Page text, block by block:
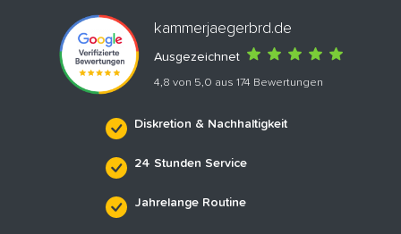
kammerjaegerbrd.de
Ausgezeichnet
4,8 von 5,0 aus 174 Bewertungen
Diskretion & Nachhaltigkeit
24 Stunden Service
Jahrelange Routine